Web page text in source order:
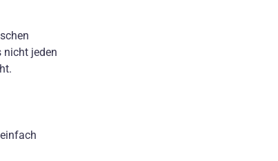
nicht jeden